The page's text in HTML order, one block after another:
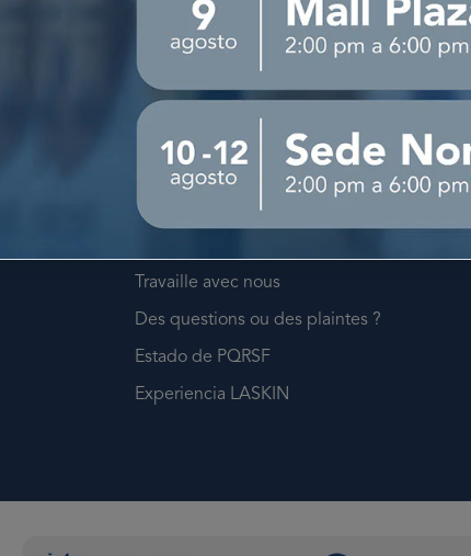
À propos de LASKIN
Planifier un rendez-vous
Travaille avec nous
Des questions ou des plaintes ?
Estado de PQRSF
Experiencia LASKIN